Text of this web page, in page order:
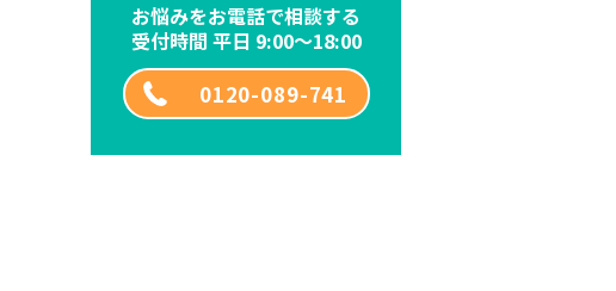
お悩みをお電話で相談する
受付時間 平日 9:00～18:00
0120-089-741